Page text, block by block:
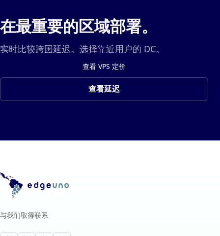
在最重要的区域部署。
实时比较跨国延迟。选择靠近用户的 DC。
查看 VPS 定价
查看延迟
与我们取得联系